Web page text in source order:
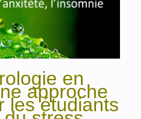
en
approche
les étudiants